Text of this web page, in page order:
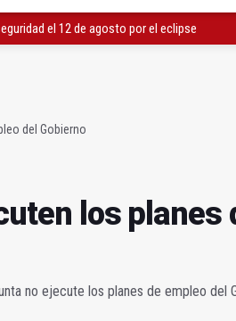
el 12 de agosto por el eclipse
del Gobierno
los planes
no ejecute los planes de empleo del